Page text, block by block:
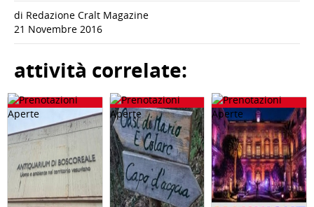
di Redazione Cralt Magazine
21 Novembre 2016
attività correlate: